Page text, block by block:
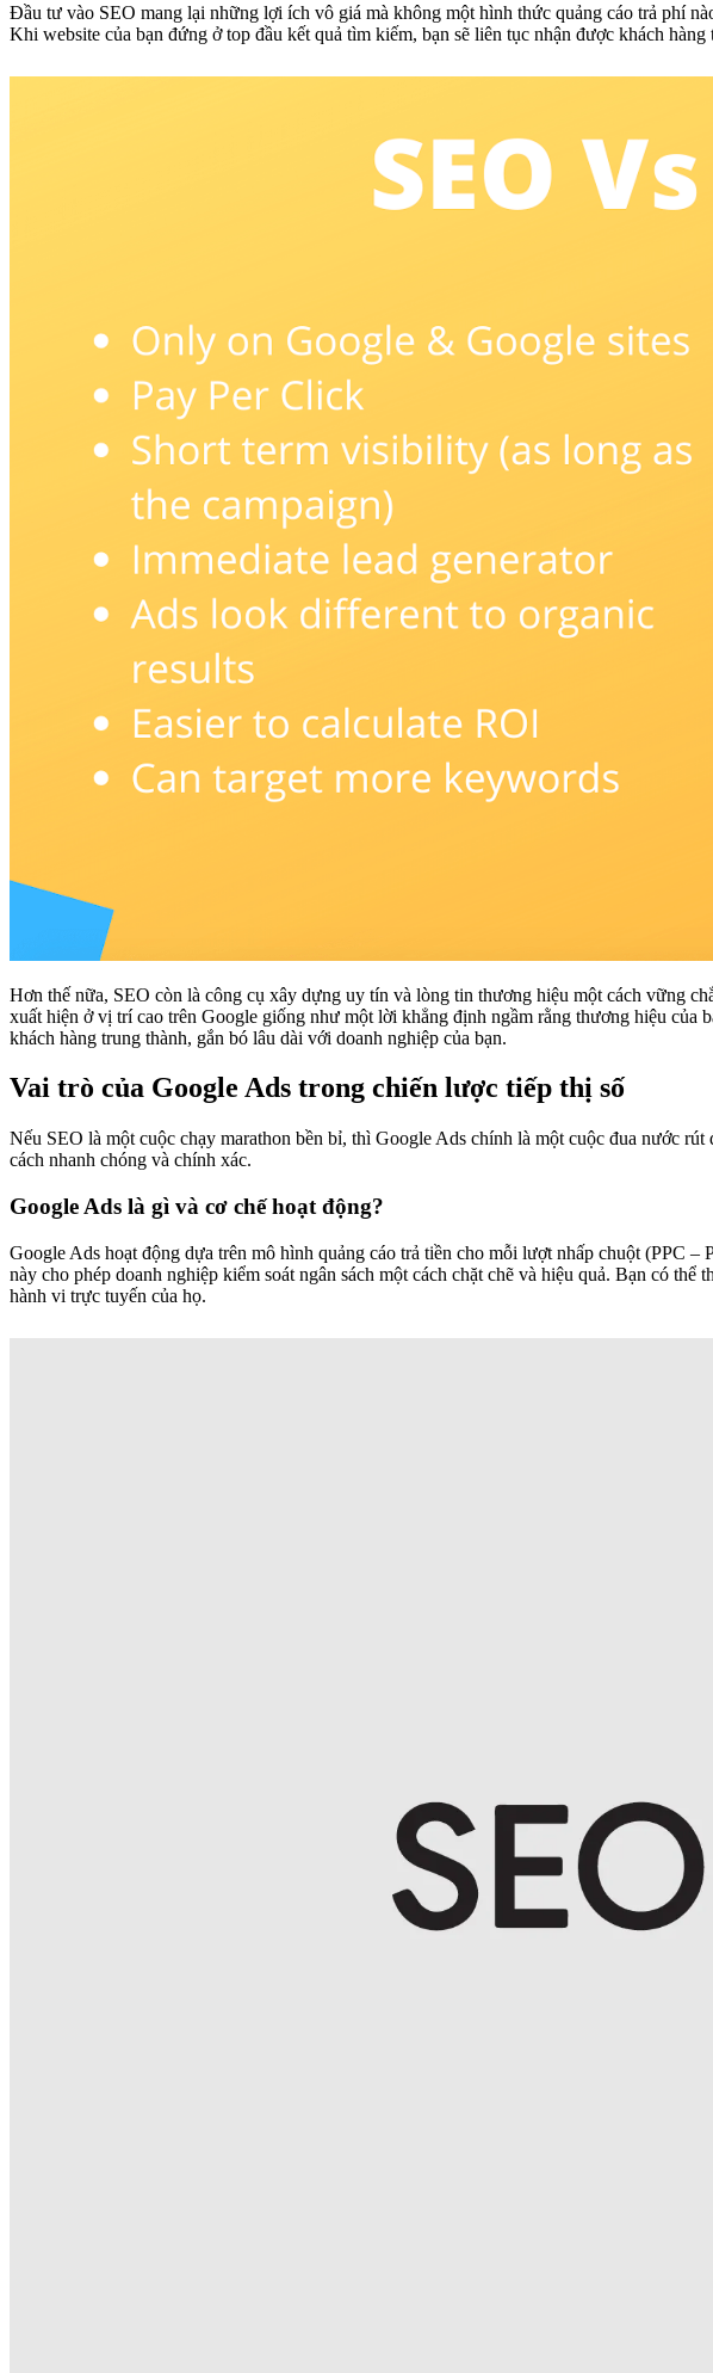
Đầu tư vào SEO mang lại những lợi ích vô giá mà không một hình thức quảng cáo trả phí
Khi website của bạn đứng ở top đầu kết quả tìm kiếm, bạn sẽ liên tục nhận được khách
Hơn thế nữa, SEO còn là công cụ xây dựng uy tín và lòng tin thương hiệu một cách vững
xuất hiện ở vị trí cao trên Google giống như một lời khẳng định ngầm rằng thương hiệu
khách hàng trung thành, gắn bó lâu dài với doanh nghiệp của bạn.
Vai trò của Google Ads trong chiến lược tiếp thị số
Nếu SEO là một cuộc chạy marathon bền bỉ, thì Google Ads chính là một cuộc đua nước
cách nhanh chóng và chính xác.
Google Ads là gì và cơ chế hoạt động?
Google Ads hoạt động dựa trên mô hình quảng cáo trả tiền cho mỗi lượt nhấp chuột (PPC
này cho phép doanh nghiệp kiểm soát ngân sách một cách chặt chẽ và hiệu quả. Bạn có
hành vi trực tuyến của họ.